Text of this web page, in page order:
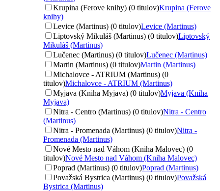
Krupina (Ferove knihy) (0 titulov)Krupina (Ferove
knihy)
Levice (Martinus) (0 titulov)Levice (Martinus)
Liptovský Mikuláš (Martinus) (0 titulov)Liptovský
Mikuláš (Martinus)
Lučenec (Martinus) (0 titulov)Lučenec (Martinus)
Martin (Martinus) (0 titulov)Martin (Martinus)
Michalovce - ATRIUM (Martinus) (0
titulov)Michalovce - ATRIUM (Martinus)
Myjava (Kniha Myjava) (0 titulov)Myjava (Kniha
Myjava)
Nitra - Centro (Martinus) (0 titulov)Nitra - Centro
(Martinus)
Nitra - Promenada (Martinus) (0 titulov)Nitra -
Promenada (Martinus)
Nové Mesto nad Váhom (Kniha Malovec) (0
titulov)Nové Mesto nad Váhom (Kniha Malovec)
Poprad (Martinus) (0 titulov)Poprad (Martinus)
Považská Bystrica (Martinus) (0 titulov)Považská
Bystrica (Martinus)